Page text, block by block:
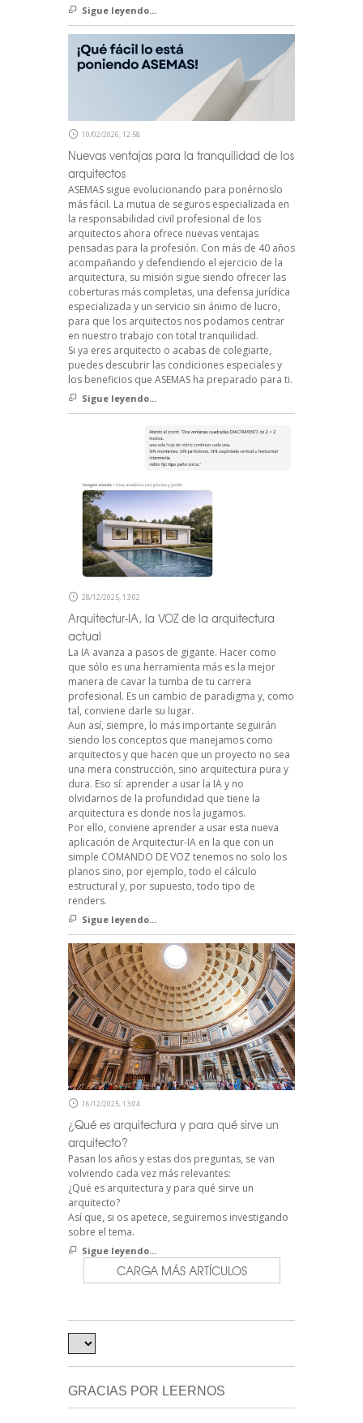
Sigue leyendo...
10/02/2026, 12:58
Nuevas ventajas para la tranquilidad de los
arquitectos
ASEMAS sigue evolucionando para ponérnoslo
más fácil. La mutua de seguros especializada en
la responsabilidad civil profesional de los
arquitectos ahora ofrece nuevas ventajas
pensadas para la profesión. Con más de 40 años
acompañando y defendiendo el ejercicio de la
arquitectura, su misión sigue siendo ofrecer las
coberturas más completas, una defensa jurídica
especializada y un servicio sin ánimo de lucro,
para que los arquitectos nos podamos centrar
en nuestro trabajo con total tranquilidad.
Si ya eres arquitecto o acabas de colegiarte,
puedes descubrir las condiciones especiales y
los beneficios que ASEMAS ha preparado para ti.
Sigue leyendo...
28/12/2025, 13:02
Arquitectur-IA, la VOZ de la arquitectura
actual
La IA avanza a pasos de gigante. Hacer como
que sólo es una herramienta más es la mejor
manera de cavar la tumba de tu carrera
profesional. Es un cambio de paradigma y, como
tal, conviene darle su lugar.
Aun así, siempre, lo más importante seguirán
siendo los conceptos que manejamos como
arquitectos y que hacen que un proyecto no sea
una mera construcción, sino arquitectura pura y
dura. Eso sí: aprender a usar la IA y no
olvidarnos de la profundidad que tiene la
arquitectura es donde nos la jugamos.
Por ello, conviene aprender a usar esta nueva
aplicación de Arquitectur-IA en la que con un
simple COMANDO DE VOZ tenemos no solo los
planos sino, por ejemplo, todo el cálculo
estructural y, por supuesto, todo tipo de
renders.
Sigue leyendo...
16/12/2025, 13:04
¿Qué es arquitectura y para qué sirve un
arquitecto?
Pasan los años y estas dos preguntas, se van
volviendo cada vez más relevantes:
¿Qué es arquitectura y para qué sirve un
arquitecto?
Así que, si os apetece, seguiremos investigando
sobre el tema.
Sigue leyendo...
CARGA MÁS ARTÍCULOS
GRACIAS POR LEERNOS